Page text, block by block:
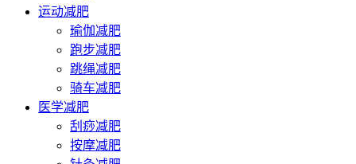
运动减肥
瑜伽减肥
跑步减肥
跳绳减肥
骑车减肥
医学减肥
刮痧减肥
按摩减肥